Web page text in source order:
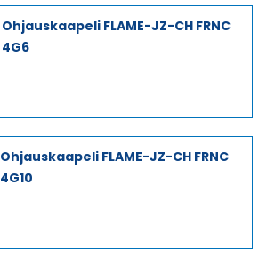
Ohjauskaapeli FLAME-JZ-CH FRNC
4G6
Ohjauskaapeli FLAME-JZ-CH FRNC
4G10